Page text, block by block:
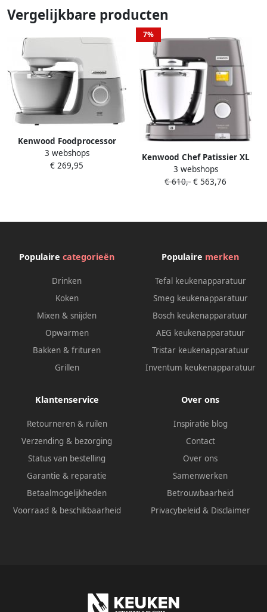
Vergelijkbare producten
Kenwood Foodprocessor
KVC5100T | Food Processors
| 5011423195780
3 webshops
€ 269,95
7%
Kenwood Chef Patissier XL
KWL90.004SI | Keukenrobots
| Keuken&Koken
3 webshops
€ 610,- € 563,76
Populaire categorieën
Drinken
Koken
Mixen & snijden
Opwarmen
Bakken & frituren
Grillen
Populaire merken
Tefal keukenapparatuur
Smeg keukenapparatuur
Bosch keukenapparatuur
AEG keukenapparatuur
Tristar keukenapparatuur
Inventum keukenapparatuur
Klantenservice
Retourneren & ruilen
Verzending & bezorging
Status van bestelling
Garantie & reparatie
Betaalmogelijkheden
Voorraad & beschikbaarheid
Over ons
Inspiratie blog
Contact
Over ons
Samenwerken
Betrouwbaarheid
Privacybeleid & Disclaimer